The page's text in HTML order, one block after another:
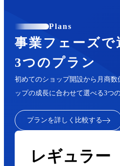
Plans
事業フェーズで
3つのプラン
初めてのショップ開設から月商数
ップの成長に合わせて選べる3つ
プランを詳しく比較する
レギュラー